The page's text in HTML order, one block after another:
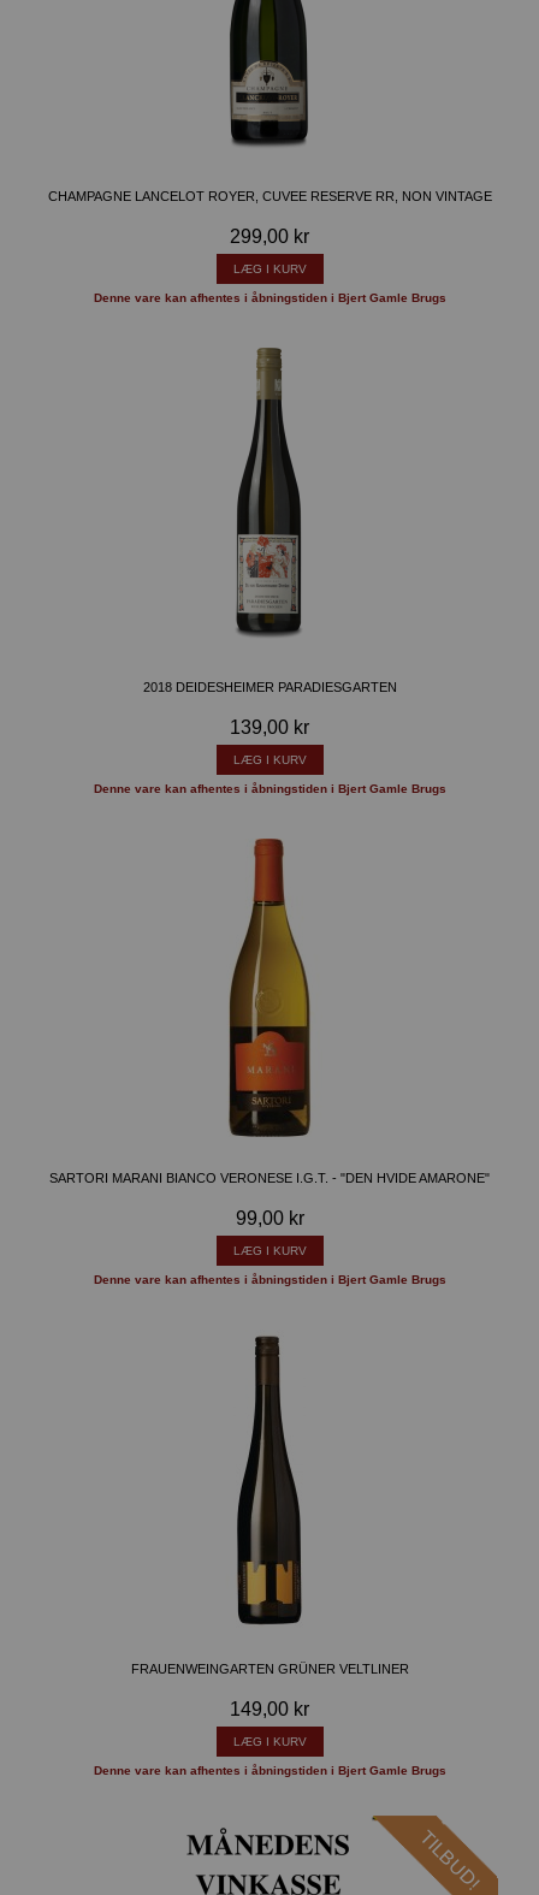
CHAMPAGNE LANCELOT ROYER, CUVEE RESERVE RR, NON VINTAGE
299,00 kr
LÆG I KURV
Denne vare kan afhentes i åbningstiden i Bjert Gamle Brugs
2018 DEIDESHEIMER PARADIESGARTEN
139,00 kr
LÆG I KURV
Denne vare kan afhentes i åbningstiden i Bjert Gamle Brugs
SARTORI MARANI BIANCO VERONESE I.G.T. - "DEN HVIDE AMARONE"
99,00 kr
LÆG I KURV
Denne vare kan afhentes i åbningstiden i Bjert Gamle Brugs
FRAUENWEINGARTEN GRÜNER VELTLINER
149,00 kr
LÆG I KURV
Denne vare kan afhentes i åbningstiden i Bjert Gamle Brugs
TILBUD!